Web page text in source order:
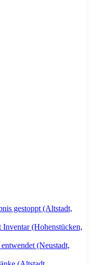
gestoppt (Altstadt,
(Hohenstücken,
(Neustadt,